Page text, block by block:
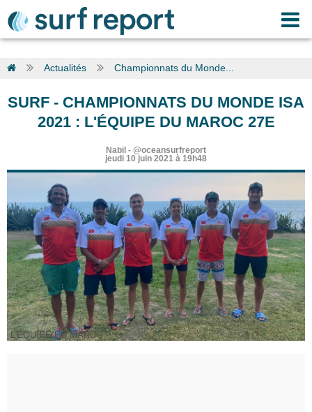
Actualités Championnats du Monde...
SURF - CHAMPIONNATS DU MONDE ISA
2021 : L'ÉQUIPE DU MAROC 27E
Nabil - @oceansurfreport
jeudi 10 juin 2021 à 19h48
L'ÉQUIPE DU MAROC